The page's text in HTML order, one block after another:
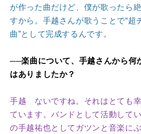
が作った曲だけど、僕が歌ったら
すから。手越さんが歌うことで“超
曲”として完成するんです。
──楽曲について、手越さんから何
はありましたか？
手越 ないですね。それはとても
ています。バンドとして活動して
の手越祐也としてガツンと音楽に